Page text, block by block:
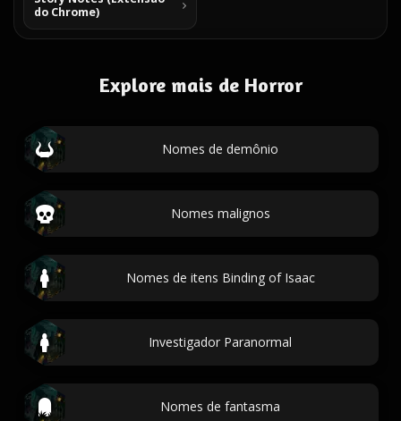
do Chrome)
Explore mais de Horror
Nomes de demônio
Nomes malignos
Nomes de itens Binding of Isaac
Investigador Paranormal
Nomes de fantasma